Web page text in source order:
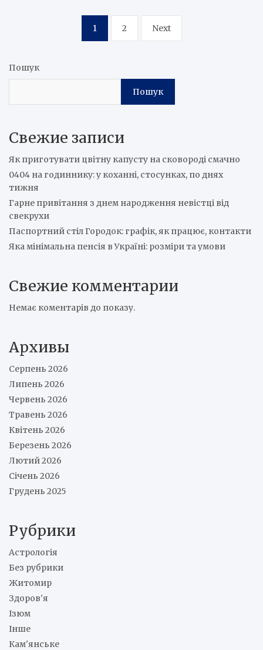
1 2 Next
Пошук
Пошук
Свежие записи
Як приготувати цвітну капусту на сковороді смачно
0404 на годиннику: у коханні, стосунках, по днях
тижня
Гарне привітання з днем народження невістці від
свекрухи
Паспортний стіл Городок: графік, як працює, контакти
Яка мінімальна пенсія в Україні: розміри та умови
Свежие комментарии
Немає коментарів до показу.
Архивы
Серпень 2026
Липень 2026
Червень 2026
Травень 2026
Квітень 2026
Березень 2026
Лютий 2026
Січень 2026
Грудень 2025
Рубрики
Астрологія
Без рубрики
Житомир
Здоров'я
Ізюм
Інше
Кам'янське